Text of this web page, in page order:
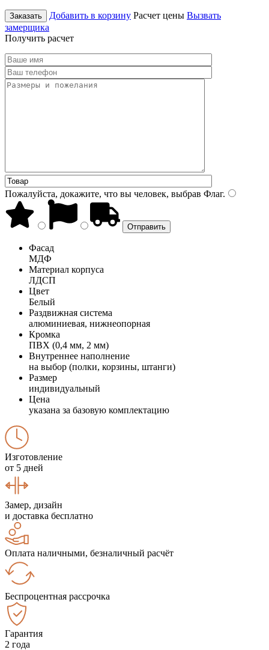
Заказать Добавить в корзину Расчет цены Вызвать
замерщика
Получить расчет
Пожалуйста, докажите, что вы человек, выбрав Флаг.
Фасад
МДФ
Материал корпуса
ЛДСП
Цвет
Белый
Раздвижная система
алюминиевая, нижнеопорная
Кромка
ПВХ (0,4 мм, 2 мм)
Внутреннее наполнение
на выбор (полки, корзины, штанги)
Размер
индивидуальный
Цена
указана за базовую комплектацию
Изготовление
от 5 дней
Замер, дизайн
и доставка бесплатно
Оплата наличными, безналичный расчёт
Беспроцентная рассрочка
Гарантия
2 года